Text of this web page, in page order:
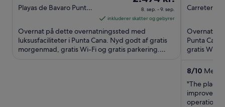
out
5
Playas de Bavaro Punta
2.474 kr.
pr.
nat
fra
8. sep. - 9. sep.
inkluderer skatter og gebyrer
Overnat på dette overnatningssted med
luksusfaciliteter i Punta Cana. Nyd godt af gratis
morgenmad, gratis Wi-Fi og gratis parkering.
out
5
Carretera
Overnat på
Punta
gratis Wi-
8/10
"The place
improve
operations